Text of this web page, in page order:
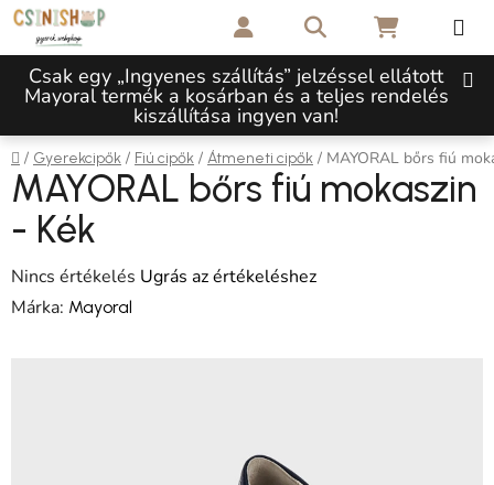
Ugrás a fő tartalomhoz
Csak egy „Ingyenes szállítás” jelzéssel ellátott
Mayoral termék a kosárban és a teljes rendelés
kiszállítása ingyen van!
KeresésKOSÁR
Kezdőlap
/ Gyerekcipők / Fiú cipők / Átmeneti cipők / MAYORAL bőrs fiú
MAYORAL bőrs fiú mokaszin
- Kék
A termék átlagos értékelése 5-ből 0,0 csillag.
Nincs értékelés Ugrás az értékeléshez
Márka: Mayoral